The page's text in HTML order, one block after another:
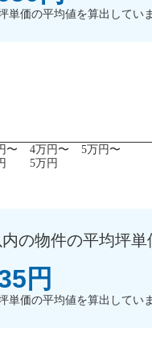
価の平均値を算出していま
〜
4万円〜
5万円
5万円〜
の物件の平均坪単
円
価の平均値を算出していま